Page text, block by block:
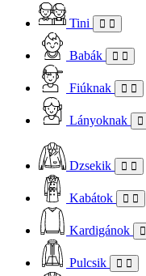
Tini
Babák
Fiúknak
Lányoknak
Dzsekik
Kabátok
Kardigánok
Pulcsik